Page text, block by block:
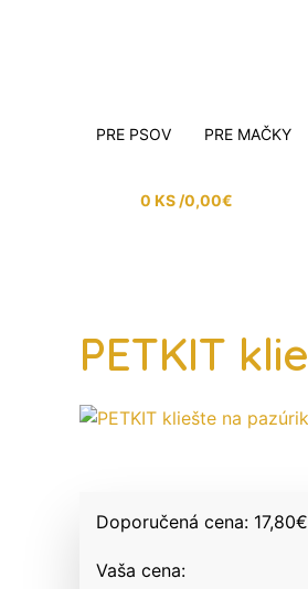
PRE PSOV PRE MAČKY
0 KS /0,00€
PETKIT
Doporučená cena: 17,80€
Vaša cena: